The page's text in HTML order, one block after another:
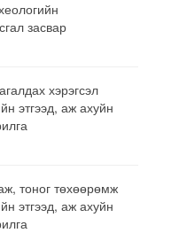
засвар
хэрэгсэл
этгээд, аж ахуйн
тоног төхөөрөмж
этгээд, аж ахуйн